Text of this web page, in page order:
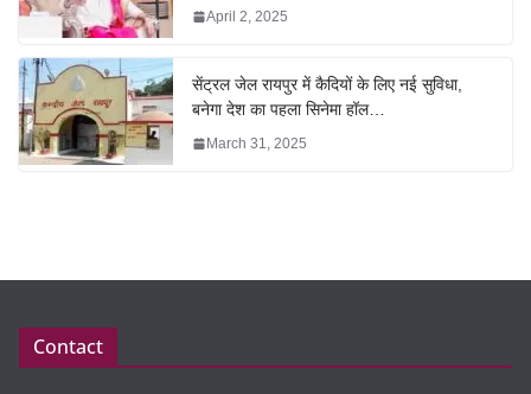
April 2, 2025
सेंट्रल जेल रायपुर में कैदियों के लिए नई सुविधा,
बनेगा देश का पहला सिनेमा हॉल…
March 31, 2025
Contact